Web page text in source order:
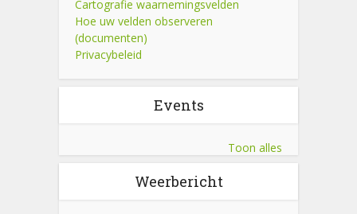
Cartografie waarnemingsvelden
Hoe uw velden observeren
(documenten)
Privacybeleid
Events
Toon alles
Weerbericht